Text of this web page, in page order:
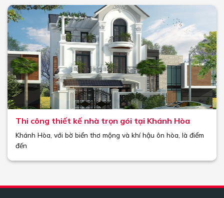
Thi công thiết kế nhà trọn gói tại Khánh Hòa
Khánh Hòa, với bờ biển thơ mộng và khí hậu ôn hòa, là điểm
đến